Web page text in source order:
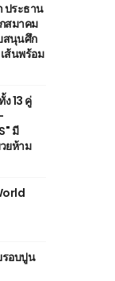
ประธาน
สมาคม
สนุนศึก
ส้นพร้อม
13 คู่
มี
ยห้าม
รอบปูน